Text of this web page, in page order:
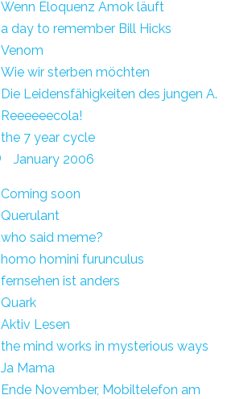
Wenn Eloquenz Amok läuft
a day to remember Bill Hicks
Venom
Wie wir sterben möchten
Die Leidensfähigkeiten des jungen A.
Reeeeeecola!
the 7 year cycle
January 2006
Coming soon
Querulant
who said meme?
homo homini furunculus
fernsehen ist anders
Quark
Aktiv Lesen
the mind works in mysterious ways
Ja Mama
Ende November, Mobiltelefon am